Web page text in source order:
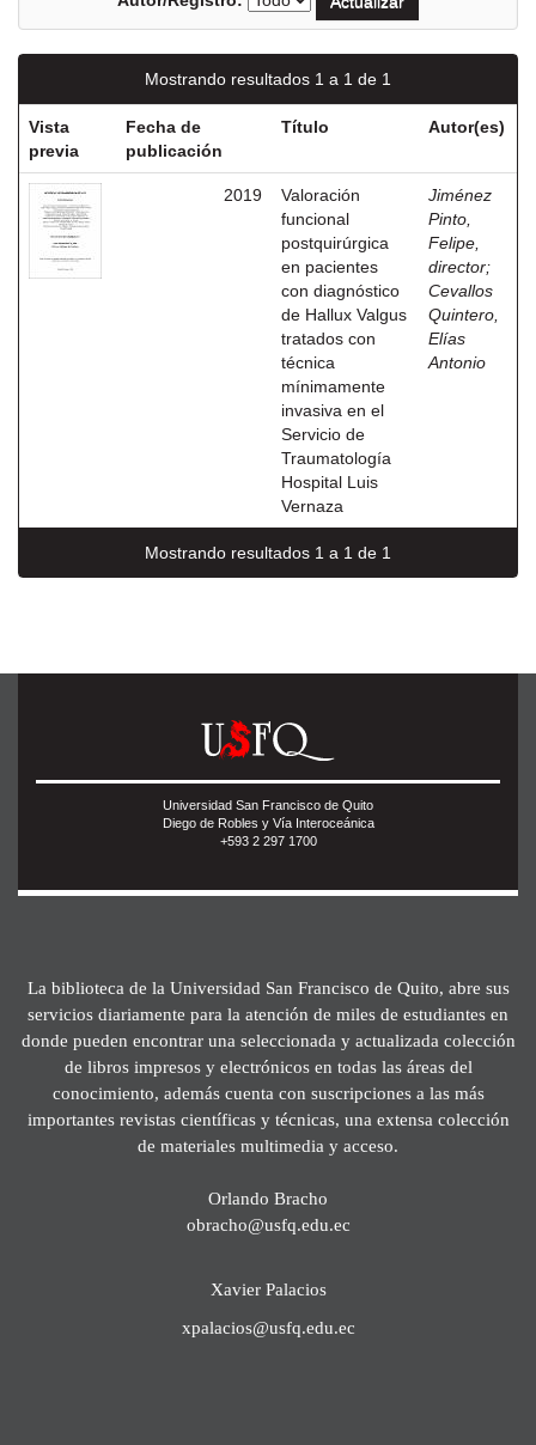
Mostrando resultados 1 a 1 de 1
Vista
previa
Fecha de
publicación
Título Autor(es)
2019
Valoración
funcional
postquirúrgica
en pacientes
con diagnóstico
de Hallux Valgus
tratados con
técnica
mínimamente
invasiva en el
Servicio de
Traumatología
Hospital Luis
Vernaza
Jiménez
Pinto,
Felipe,
director;
Cevallos
Quintero,
Elías
Antonio
Mostrando resultados 1 a 1 de 1
Universidad San Francisco de Quito
Diego de Robles y Vía Interoceánica
+593 2 297 1700
La biblioteca de la Universidad San Francisco de Quito, abre sus
servicios diariamente para la atención de miles de estudiantes en
donde pueden encontrar una seleccionada y actualizada colección
de libros impresos y electrónicos en todas las áreas del
conocimiento, además cuenta con suscripciones a las más
importantes revistas científicas y técnicas, una extensa colección
de materiales multimedia y acceso.
Orlando Bracho
obracho@usfq.edu.ec
Xavier Palacios
xpalacios@usfq.edu.ec